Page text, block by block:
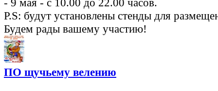
P.S: будут установлены стенды для
Будем рады вашему участию!
ПО щучьему велению